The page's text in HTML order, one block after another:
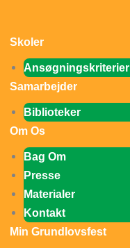
indholdet
Skoler
Ansøgningskriterier
Samarbejder
Biblioteker
Om Os
Bag Om
Presse
Materialer
Kontakt
Min Grundlovsfest